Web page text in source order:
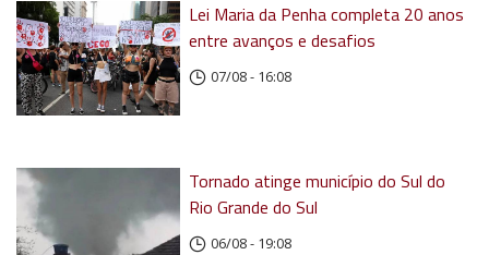
Lei Maria da Penha completa 20 anos
entre avanços e desafios
07/08 - 16:08
Tornado atinge município do Sul do
Rio Grande do Sul
06/08 - 19:08